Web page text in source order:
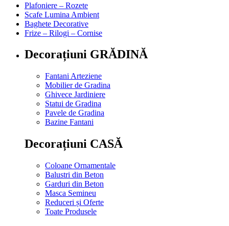
Plafoniere – Rozete
Scafe Lumina Ambient
Baghete Decorative
Frize – Rilogi – Cornise
Decorațiuni GRĂDINĂ
Fantani Arteziene
Mobilier de Gradina
Ghivece Jardiniere
Statui de Gradina
Pavele de Gradina
Bazine Fantani
Decorațiuni CASĂ
Coloane Ornamentale
Balustri din Beton
Garduri din Beton
Masca Semineu
Reduceri și Oferte
Toate Produsele